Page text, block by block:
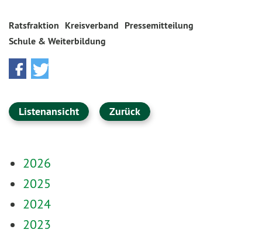
Ratsfraktion Kreisverband Pressemitteilung
Schule & Weiterbildung
Listenansicht Zurück
2026
2025
2024
2023